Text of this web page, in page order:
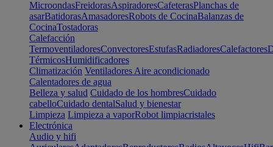
MicroondasFreidorasAspiradoresCafeterasPlanchas de
asarBatidorasAmasadoresRobots de CocinaBalanzas de
CocinaTostadoras
Calefacción
TermoventiladoresConvectoresEstufasRadiadoresCalefactores
TérmicosHumidificadores
Climatización Ventiladores Aire acondicionado
Calentadores de agua
Belleza y salud Cuidado de los hombresCuidado
cabelloCuidado dentalSalud y bienestar
Limpieza Limpieza a vaporRobot limpiacristales
Electrónica
Audio y hifi